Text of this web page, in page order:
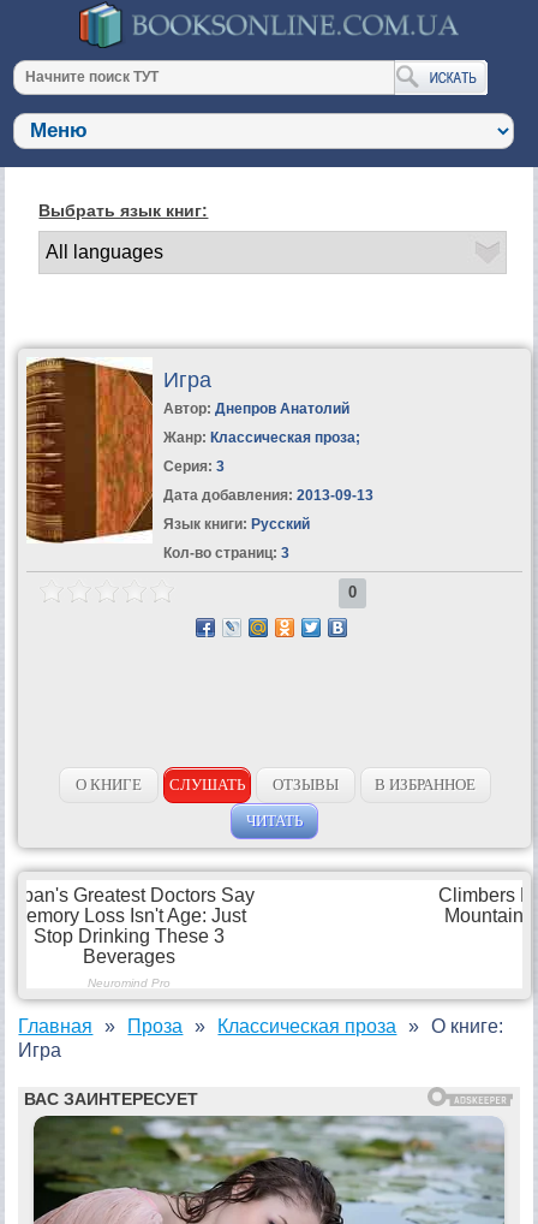
Выбрать язык книг:
Игра
Автор: Днепров Анатолий
Жанр: Классическая проза;
Серия: 3
Дата добавления: 2013-09-13
Язык книги: Русский
Кол-во страниц: 3
0
О КНИГЕ СЛУШАТЬ ОТЗЫВЫ
В ИЗБРАННОЕ
ЧИТАТЬ
Главная Проза Классическая проза
О книге:
Игра